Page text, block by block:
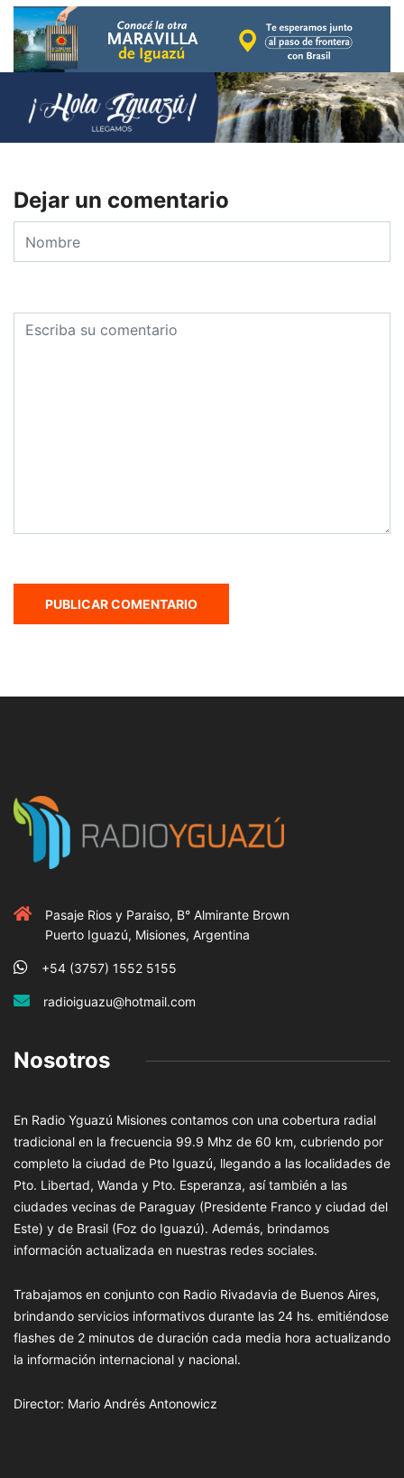
Dejar un comentario
Pasaje Rios y Paraiso, B° Almirante Brown
Puerto Iguazú, Misiones, Argentina
+54 (3757) 1552 5155
radioiguazu@hotmail.com
Nosotros
En Radio Yguazú Misiones contamos con una cobertura radial
tradicional en la frecuencia 99.9 Mhz de 60 km, cubriendo por
completo la ciudad de Pto Iguazú, llegando a las localidades de
Pto. Libertad, Wanda y Pto. Esperanza, así también a las
ciudades vecinas de Paraguay (Presidente Franco y ciudad del
Este) y de Brasil (Foz do Iguazú). Además, brindamos
información actualizada en nuestras redes sociales.
Trabajamos en conjunto con Radio Rivadavia de Buenos Aires,
brindando servicios informativos durante las 24 hs. emitiéndose
flashes de 2 minutos de duración cada media hora actualizando
la información internacional y nacional.
Director: Mario Andrés Antonowicz